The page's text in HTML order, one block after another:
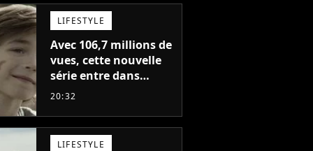
LIFESTYLE
Avec 106,7 millions de
vues, cette nouvelle
série entre dans
l'histoire de Netflix en
20:32
LIFESTYLE